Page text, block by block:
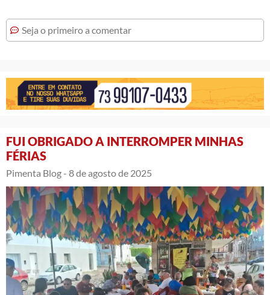
Seja o primeiro a comentar
FUI OBRIGADO A INTERROMPER MINHAS
FÉRIAS
Pimenta Blog - 8 de agosto de 2025